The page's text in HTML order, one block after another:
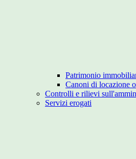
Patrimonio
Canoni di locazione
Controlli e rilievi
Servizi erogati